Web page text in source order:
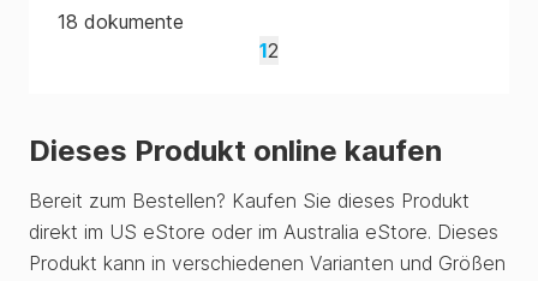
18 dokumente
12
Dieses Produkt online kaufen
Bereit zum Bestellen? Kaufen Sie dieses Produkt
direkt im US eStore oder im Australia eStore. Dieses
Produkt kann in verschiedenen Varianten und Größen